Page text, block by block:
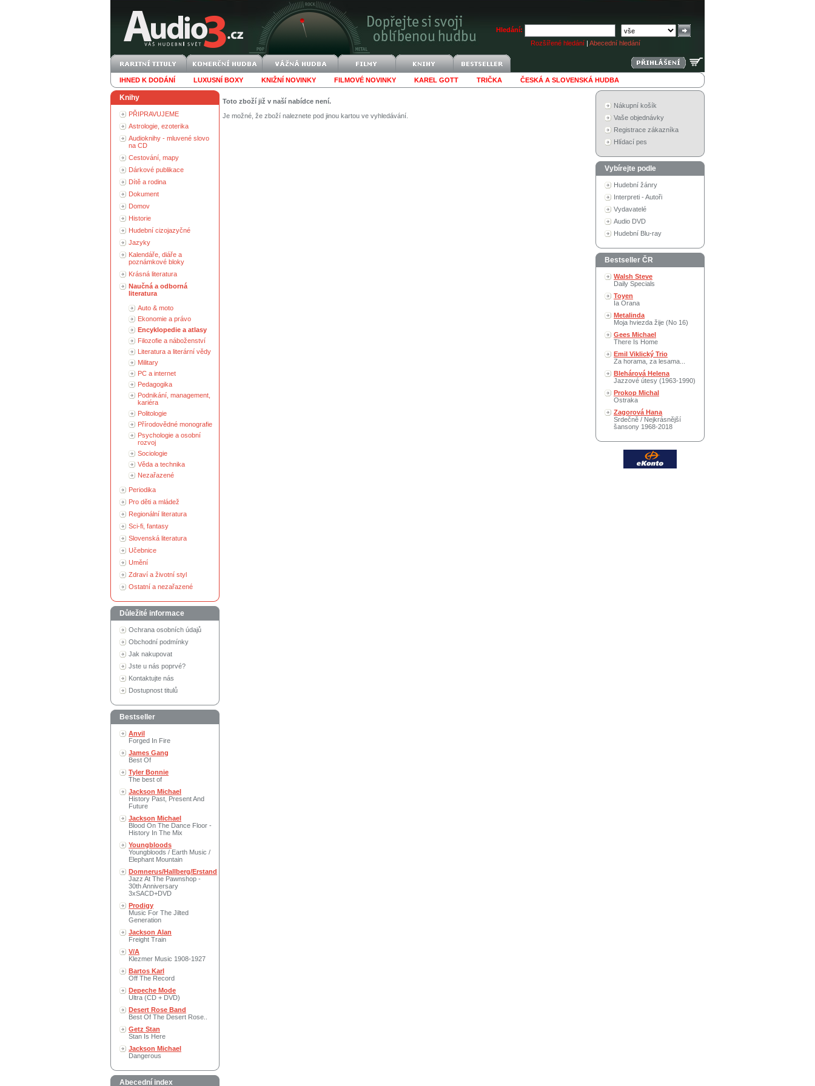
Hledání:
Rozšířené hledání | Abecední hledání
IHNED K DODÁNÍ LUXUSNÍ BOXY KNIŽNÍ NOVINKY FILMOVÉ NOVINKY KAREL GOTT TRIČKA ČESKÁ A SLOVENSKÁ HUDBA
Knihy
PŘIPRAVUJEME
Astrologie, ezoterika
Audioknihy - mluvené slovo
na CD
Cestování, mapy
Dárkové publikace
Dítě a rodina
Dokument
Domov
Historie
Hudební cizojazyčné
Jazyky
Kalendáře, diáře a
poznámkové bloky
Krásná literatura
Naučná a odborná
literatura
Auto & moto
Ekonomie a právo
Encyklopedie a atlasy
Filozofie a náboženství
Literatura a literární vědy
Military
PC a internet
Pedagogika
Podnikání, management,
kariéra
Politologie
Přírodovědné monografie
Psychologie a osobní
rozvoj
Sociologie
Věda a technika
Nezařazené
Periodika
Pro děti a mládež
Regionální literatura
Sci-fi, fantasy
Slovenská literatura
Učebnice
Umění
Zdraví a životní styl
Ostatní a nezařazené
Důležité informace
Ochrana osobních údajů
Obchodní podmínky
Jak nakupovat
Jste u nás poprvé?
Kontaktujte nás
Dostupnost titulů
Bestseller
Anvil
Forged In Fire
James Gang
Best Of
Tyler Bonnie
The best of
Jackson Michael
History Past, Present And
Future
Jackson Michael
Blood On The Dance Floor -
History In The Mix
Youngbloods
Youngbloods / Earth Music /
Elephant Mountain
Domnerus/Hallberg/Erstand
Jazz At The Pawnshop -
30th Anniversary
3xSACD+DVD
Prodigy
Music For The Jilted
Generation
Jackson Alan
Freight Train
V/A
Klezmer Music 1908-1927
Bartos Karl
Off The Record
Depeche Mode
Ultra (CD + DVD)
Desert Rose Band
Best Of The Desert Rose..
Getz Stan
Stan Is Here
Jackson Michael
Dangerous
Abecední index
Toto zboží již v naší nabídce není.
Je možné, že zboží naleznete pod jinou kartou ve vyhledávání.
Nákupní košík
Vaše objednávky
Registrace zákazníka
Hlídací pes
Vybírejte podle
Hudební žánry
Interpreti - Autoři
Vydavatelé
Audio DVD
Hudební Blu-ray
Bestseller ČR
Walsh Steve
Daily Specials
Toyen
Ia Orana
Metalinda
Moja hviezda žije (No 16)
Gees Michael
There Is Home
Emil Viklický Trio
Za horama, za lesama...
Blehárová Helena
Jazzové útesy (1963-1990)
Prokop Michal
Ostraka
Zagorová Hana
Srdečně / Nejkrásnější
šansony 1968-2018